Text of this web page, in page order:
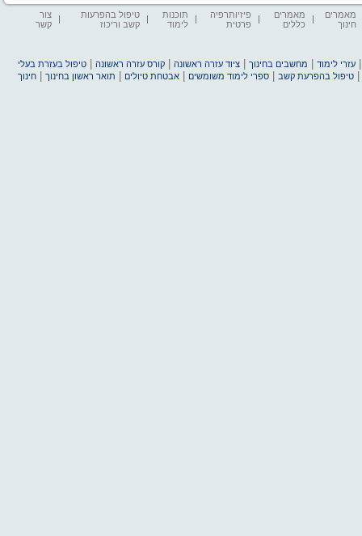
מאמרים
חינוך
מאמרים
כללים
פיזיותרפיה
פרטית
תוכנות
לימוד
טיפול בהפרעות
קשב וריכוז
צור
קשר
עזרי לימוד מחשבים בחינוך |ציוד עזרה ראשונה |קורס עזרה ראשונה |טיפול בעזרת בעלי
|טיפול בהפרעת קשב |ספרי לימוד משומשים |אבטחת טיולים תואר ראשון בחינוך |חינוך